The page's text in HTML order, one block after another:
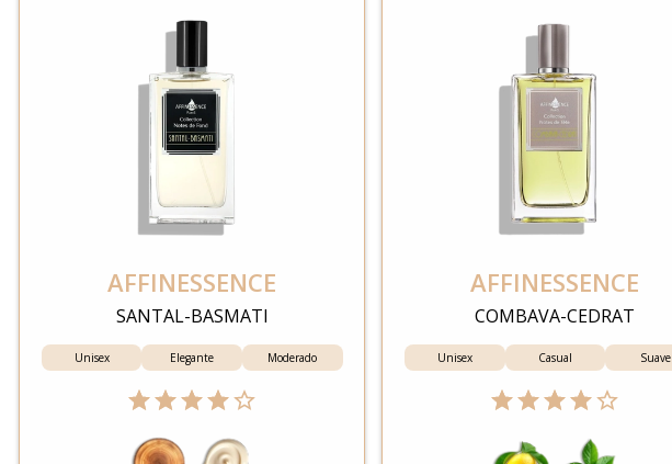
AFFINESSENCE
SANTAL-BASMATI
Unisex Elegante Moderado
AFFINESSENCE
COMBAVA-CEDRAT
Unisex Casual Suave